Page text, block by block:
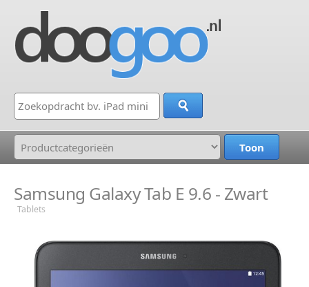
Samsung Galaxy Tab E 9.6 - Zwart
Tablets